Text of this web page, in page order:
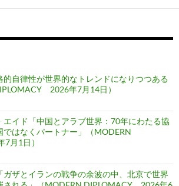
自律性が世界的なトレンドになりつつある
2026年7月14日）
エイド「中国とアラブ世界：70年にわたる協
ではなくパートナー」（MODERN
月1日）
ザとイランの戦争の余波の中、北京で世界